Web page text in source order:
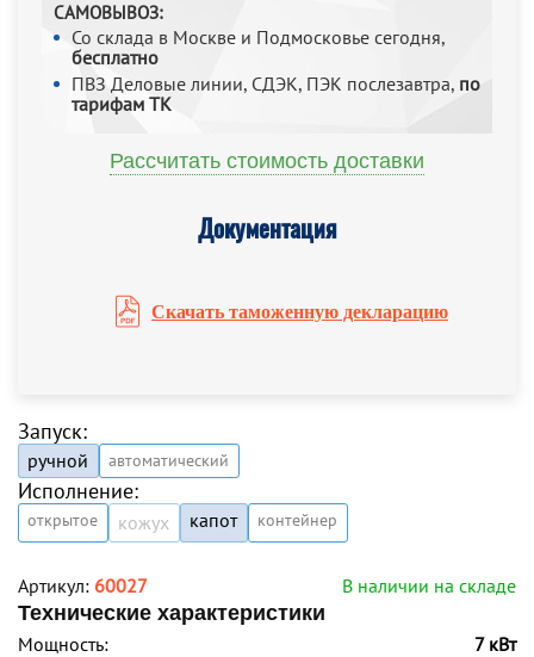
САМОВЫВОЗ:
Со склада в Москве и Подмосковье сегодня,
бесплатно
ПВЗ Деловые линии, СДЭК, ПЭК послезавтра, по
тарифам ТК
Рассчитать стоимость доставки
Документация
Скачать таможенную декларацию
Запуск:
ручной автоматический
Исполнение:
открытое кожух капот контейнер
Артикул: 60027
В наличии на складе
Технические характеристики
Мощность:
7 кВт